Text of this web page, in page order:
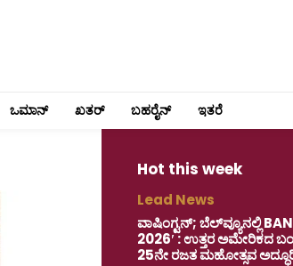
ಒಮಾನ್ ಖತರ್ ಬಹರೈನ್ ಇತರೆ
Hot this week
Lead News
ವಾಷಿಂಗ್ಟನ್; ಬೆಲ್‌ವ್ಯೂನಲ್ಲಿ
2026′ : ಉತ್ತರ ಅಮೇರಿಕದ
25ನೇ ರಜತ ಮಹೋತ್ಸವ